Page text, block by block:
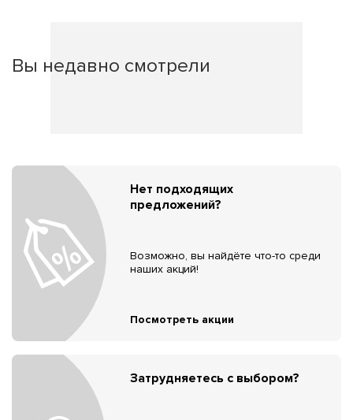
Вы недавно смотрели
Нет подходящих
предложений?
Возможно, вы найдёте что-то среди
наших акций!
Посмотреть акции
Затрудняетесь с выбором?